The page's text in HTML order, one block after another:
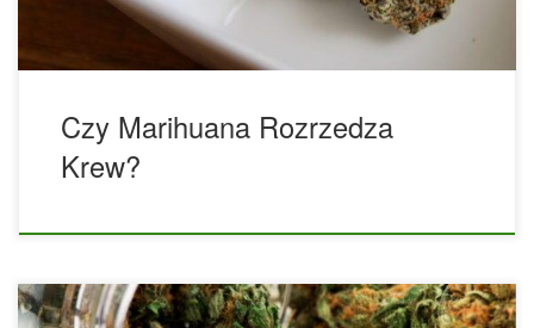
Czy Marihuana Rozrzedza
Krew?